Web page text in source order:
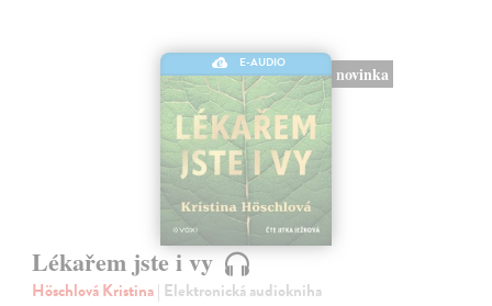
E-AUDIO
novinka
Lékařem jste i vy
Höschlová Kristina| Elektronická audiokniha